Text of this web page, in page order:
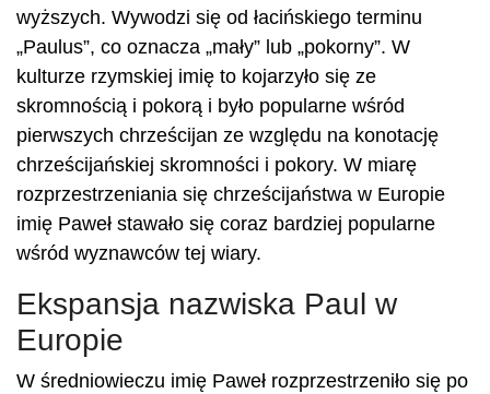
wyższych. Wywodzi się od łacińskiego terminu
„Paulus”, co oznacza „mały” lub „pokorny”. W
kulturze rzymskiej imię to kojarzyło się ze
skromnością i pokorą i było popularne wśród
pierwszych chrześcijan ze względu na konotację
chrześcijańskiej skromności i pokory. W miarę
rozprzestrzeniania się chrześcijaństwa w Europie
imię Paweł stawało się coraz bardziej popularne
wśród wyznawców tej wiary.
Ekspansja nazwiska Paul w
Europie
W średniowieczu imię Paweł rozprzestrzeniło się po